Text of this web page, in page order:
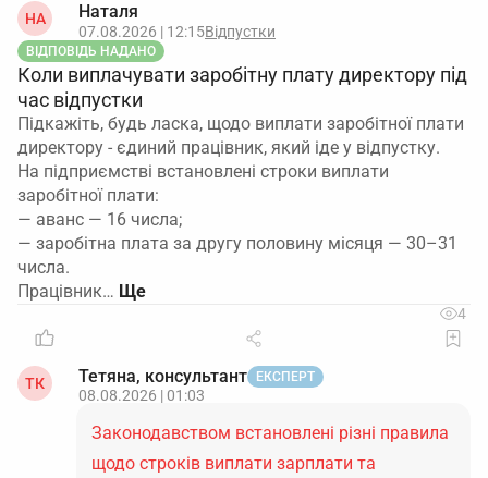
НА Наталя
07.08.2026 | 12:15Відпустки
ВІДПОВІДЬ НАДАНО
Коли виплачувати заробітну плату директору під
час відпустки
Підкажіть, будь ласка, щодо виплати заробітної плати
директору - єдиний працівник, який іде у відпустку.
На підприємстві встановлені строки виплати
заробітної плати:
— аванс — 16 числа;
— заробітна плата за другу половину місяця — 30–31
числа.
Працівник…
4
ТК Тетяна, консультант ЕКСПЕРТ
08.08.2026 | 01:03
Законодавством встановлені різні правила
щодо строків виплати зарплати та